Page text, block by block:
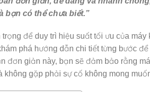
bạn có thể chưa biết.”
trọng để duy trì hiệu suất tối ưu của
phá hướng dẫn chi tiết từng bước
đơn giản này, bạn sẽ đảm bảo rằng
gặp phải sự cố không mong